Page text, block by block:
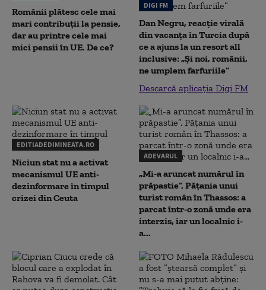
Românii plătesc cele mai
mari contribuții la pensie,
dar au printre cele mai
mici pensii în UE. De ce?
DIGI FM
Dan Negru, reacție virală
din vacanța în Turcia după
ce a ajuns la un resort all
inclusive: „Și noi, românii,
ne umplem farfuriile”
Descarcă aplicația Digi FM
EDITIADEDIMINEATA.RO
Niciun stat nu a activat
mecanismul UE anti-
dezinformare în timpul
crizei din Ceuta
ADEVARUL
„Mi-a aruncat numărul în
prăpastie”. Pățania unui
turist român în Thassos: a
parcat într-o zonă unde era
interzis, iar un localnic i-
a...